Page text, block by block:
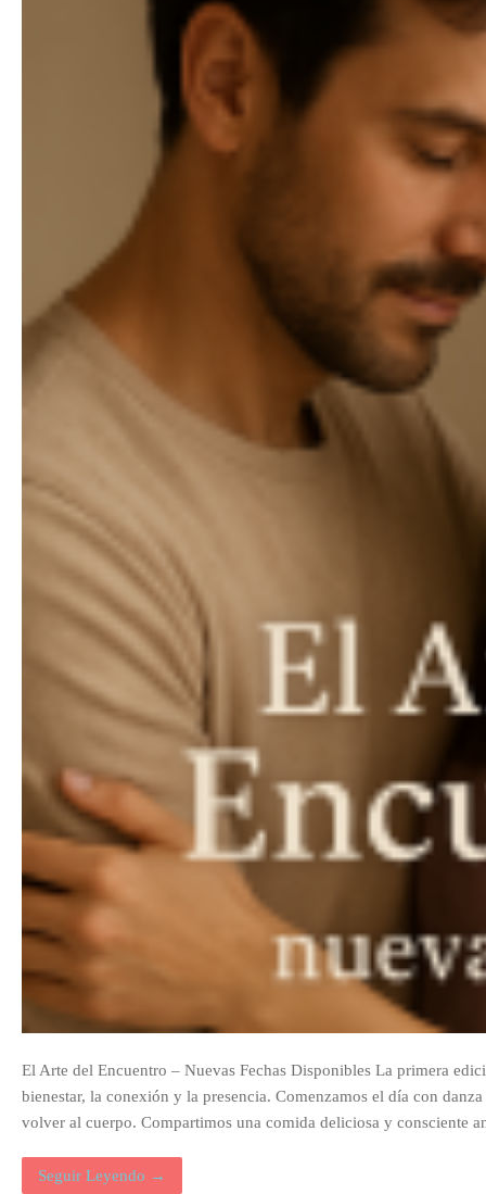
El Arte del Encuentro – Nuevas Fechas Disponibles La primera
bienestar, la conexión y la presencia. Comenzamos el día con
volver al cuerpo. Compartimos una comida deliciosa y consciente
Seguir Leyendo →